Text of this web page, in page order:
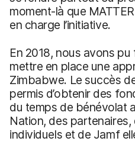
moment-là que
en charge l’initiative.
En 2018, nous avons
mettre en place une
Zimbabwe. Le succès
permis d’obtenir des
du temps de bénévolat
Nation, des
individuels et de Jamf